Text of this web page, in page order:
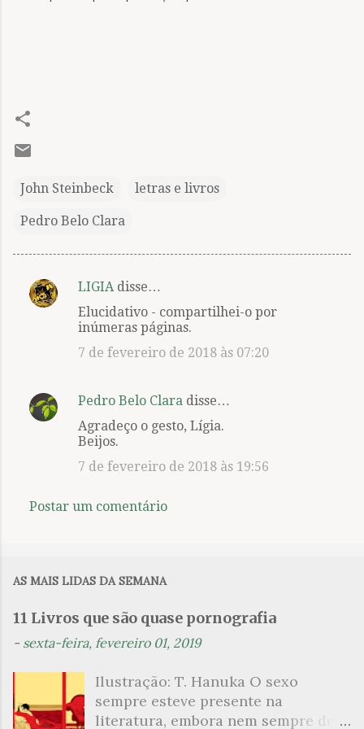
John Steinbeck letras e livros
Pedro Belo Clara
C
t
o
LIGIAdisse…
Elucidativo - compartilhei-o por
inúmeras páginas.
7 de fevereiro de 2018 às 07:20
Pedro Belo Clara disse…
Agradeço o gesto, Lígia.
Beijos.
7 de fevereiro de 2018 às 19:56
Postar um comentário
AS MAIS LIDAS DA SEMANA
11 Livros que são quase pornografia
- sexta-feira, fevereiro 01, 2019
Ilustração: T. Hanuka O sexo
sempre esteve presente na
literatura, embora nem sempre de